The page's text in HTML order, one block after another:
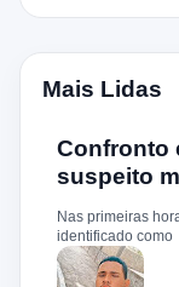
Mais Lidas
Confronto
suspeito
Nas primeiras
identificado
confronto com a
de Santa Rita. De